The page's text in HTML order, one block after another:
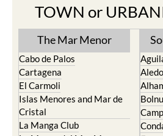
TOWN or
The Mar Menor
Cabo de Palos
Cartagena
El Carmoli
Islas Menores and Mar de
Cristal
La Manga Club
Aledo